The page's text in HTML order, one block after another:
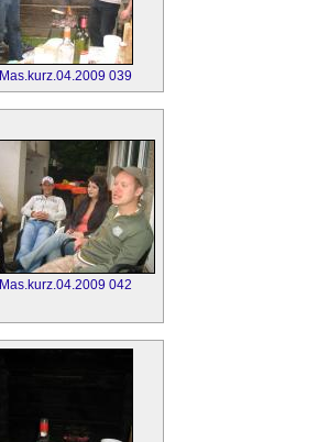
Mas.kurz.04.2009 039
Mas.kurz.04.2009 042